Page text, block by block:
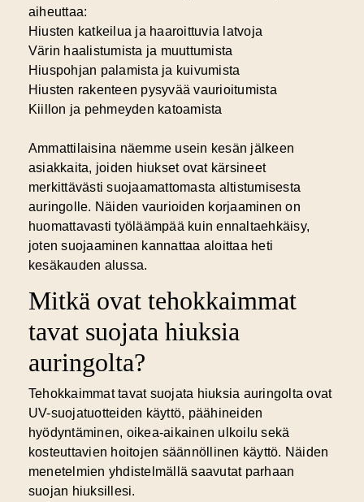
aiheuttaa:
Hiusten katkeilua ja haaroittuvia latvoja
Värin haalistumista ja muuttumista
Hiuspohjan palamista ja kuivumista
Hiusten rakenteen pysyvää vaurioitumista
Kiillon ja pehmeyden katoamista
Ammattilaisina näemme usein kesän jälkeen
asiakkaita, joiden hiukset ovat kärsineet
merkittävästi suojaamattomasta altistumisesta
auringolle. Näiden vaurioiden korjaaminen on
huomattavasti työläämpää kuin ennaltaehkäisy,
joten suojaaminen kannattaa aloittaa heti
kesäkauden alussa.
Mitkä ovat tehokkaimmat
tavat suojata hiuksia
auringolta?
Tehokkaimmat tavat suojata hiuksia auringolta ovat
UV-suojatuotteiden käyttö, päähineiden
hyödyntäminen, oikea-aikainen ulkoilu sekä
kosteuttavien hoitojen säännöllinen käyttö. Näiden
menetelmien yhdistelmällä saavutat parhaan
suojan hiuksillesi.